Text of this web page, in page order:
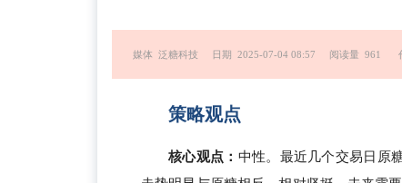
媒体 泛糖科技 日期 2025-07-04 08:57 阅读量 961
策略观点
核心观点： 中性。最近几个交易日原